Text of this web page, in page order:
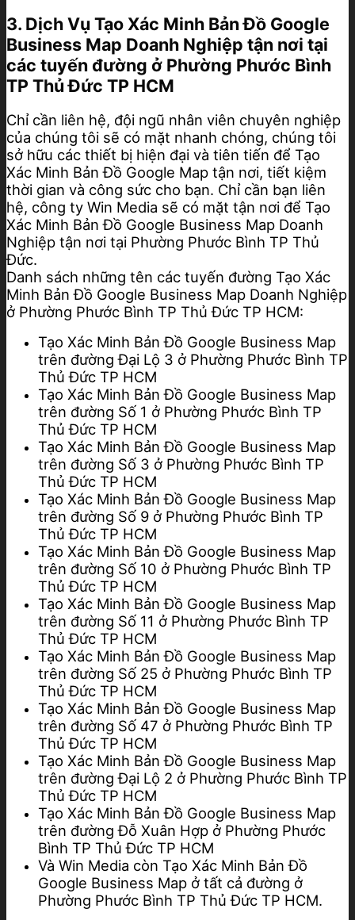
3. Dịch Vụ Tạo Xác Minh Bản Đồ Google
Business Map Doanh Nghiệp tận nơi tại
các tuyến đường ở Phường Phước Bình
TP Thủ Đức TP HCM
Chỉ cần liên hệ, đội ngũ nhân viên chuyên nghiệp
của chúng tôi sẽ có mặt nhanh chóng, chúng tôi
sở hữu các thiết bị hiện đại và tiên tiến để Tạo
Xác Minh Bản Đồ Google Map tận nơi, tiết kiệm
thời gian và công sức cho bạn. Chỉ cần bạn liên
hệ, công ty Win Media sẽ có mặt tận nơi để Tạo
Xác Minh Bản Đồ Google Business Map Doanh
Nghiệp tận nơi tại Phường Phước Bình TP Thủ
Đức.
Danh sách những tên các tuyến đường Tạo Xác
Minh Bản Đồ Google Business Map Doanh Nghiệp
ở Phường Phước Bình TP Thủ Đức TP HCM:
Tạo Xác Minh Bản Đồ Google Business Map
trên đường Đại Lộ 3 ở Phường Phước Bình TP
Thủ Đức TP HCM
Tạo Xác Minh Bản Đồ Google Business Map
trên đường Số 1 ở Phường Phước Bình TP
Thủ Đức TP HCM
Tạo Xác Minh Bản Đồ Google Business Map
trên đường Số 3 ở Phường Phước Bình TP
Thủ Đức TP HCM
Tạo Xác Minh Bản Đồ Google Business Map
trên đường Số 9 ở Phường Phước Bình TP
Thủ Đức TP HCM
Tạo Xác Minh Bản Đồ Google Business Map
trên đường Số 10 ở Phường Phước Bình TP
Thủ Đức TP HCM
Tạo Xác Minh Bản Đồ Google Business Map
trên đường Số 11 ở Phường Phước Bình TP
Thủ Đức TP HCM
Tạo Xác Minh Bản Đồ Google Business Map
trên đường Số 25 ở Phường Phước Bình TP
Thủ Đức TP HCM
Tạo Xác Minh Bản Đồ Google Business Map
trên đường Số 47 ở Phường Phước Bình TP
Thủ Đức TP HCM
Tạo Xác Minh Bản Đồ Google Business Map
trên đường Đại Lộ 2 ở Phường Phước Bình TP
Thủ Đức TP HCM
Tạo Xác Minh Bản Đồ Google Business Map
trên đường Đỗ Xuân Hợp ở Phường Phước
Bình TP Thủ Đức TP HCM
Và Win Media còn Tạo Xác Minh Bản Đồ
Google Business Map ở tất cả đường ở
Phường Phước Bình TP Thủ Đức TP HCM.